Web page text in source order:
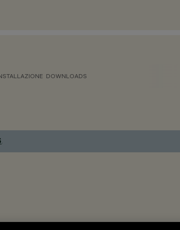
DOWNLOADS
.